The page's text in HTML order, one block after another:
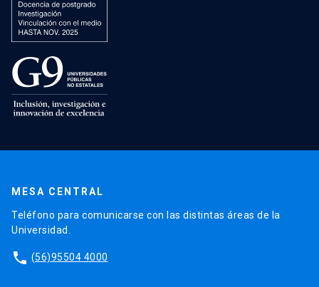
MESA CENTRAL
Teléfono para comunicarse con las distintas áreas de la
Universidad.
phone (56)95504 4000